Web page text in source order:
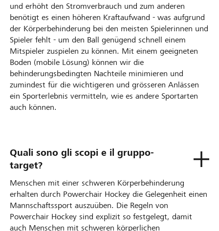
und erhöht den Stromverbrauch und zum anderen
benötigt es einen höheren Kraftaufwand - was aufgrund
der Körperbehinderung bei den meisten Spielerinnen und
Spieler fehlt - um den Ball genügend schnell einem
Mitspieler zuspielen zu können. Mit einem geeigneten
Boden (mobile Lösung) können wir die
behinderungsbedingten Nachteile minimieren und
zumindest für die wichtigeren und grösseren Anlässen
ein Sporterlebnis vermitteln, wie es andere Sportarten
auch können.
Quali sono gli scopi e il gruppo-
target?
Menschen mit einer schweren Körperbehinderung
erhalten durch Powerchair Hockey die Gelegenheit einen
Mannschaftssport auszuüben. Die Regeln von
Powerchair Hockey sind explizit so festgelegt, damit
auch Menschen mit schweren körperlichen